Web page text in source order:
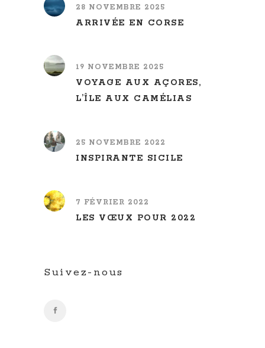
28 NOVEMBRE 2025
ARRIVÉE EN CORSE
19 NOVEMBRE 2025
VOYAGE AUX AÇORES,
L’ÎLE AUX CAMÉLIAS
25 NOVEMBRE 2022
INSPIRANTE SICILE
7 FÉVRIER 2022
LES VŒUX POUR 2022
Suivez-nous